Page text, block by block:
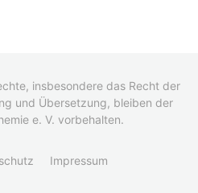
insbesondere das Recht der
und Übersetzung, bleiben der
e. V. vorbehalten.
Impressum